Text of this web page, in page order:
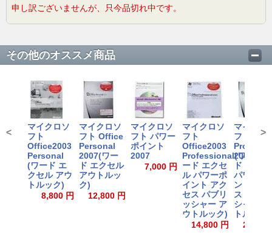
申し訳ございませんが、只今品切れ中です。
その他のオススメ商品
マイクロソ
フト
Office2003
Personal
(ワード エ
クセル アウ
トルック)
8,800 円
マイクロソ
フト Office
Personal
2007(ワー
ド エクセル
アウトルッ
ク)
12,800 円
マイクロソ
フト パワー
ポイント
2007
7,000 円
マイクロソ
フト
Office2003
Professional(ワ
ード エクセ
ル パワーポ
イント アク
セス パブリ
ッシャー ア
ウトルック)
14,800 円
マイクロ
フト
2007(ワ
ド エク
パワーポ
ント アク
ス パブリ
シャー ア
トルック)
26,800
< >